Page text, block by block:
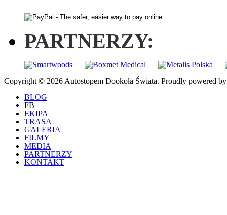
PARTNERZY:
Copyright © 2026 Autostopem Dookoła Świata. Proudly powered
BLOG
FB
EKIPA
TRASA
GALERIA
FILMY
MEDIA
PARTNERZY
KONTAKT